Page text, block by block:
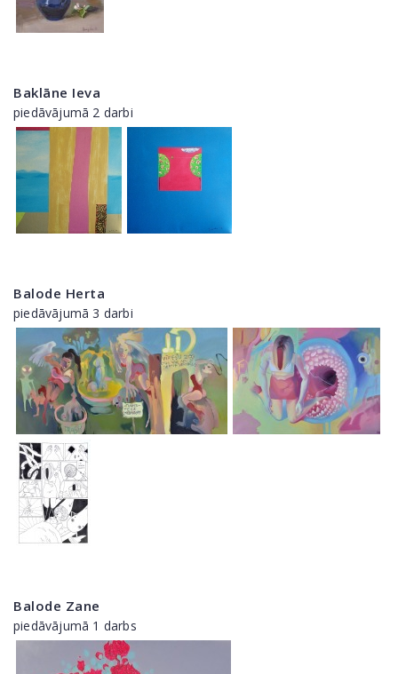
Baklāne Ieva
piedāvājumā 2 darbi
Balode Herta
piedāvājumā 3 darbi
Balode Zane
piedāvājumā 1 darbs